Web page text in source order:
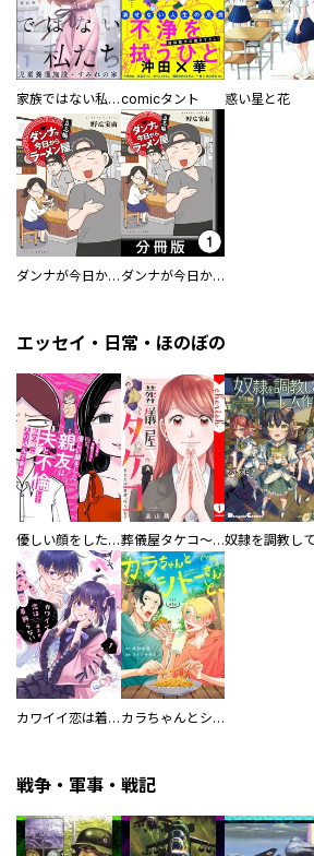
家族ではない私たち ―児童養護施設・すみれの家―（分冊版）comicタント 惑い星と花
ダンナが今日からラーメン屋 ダンナが今日からラーメン屋【分冊版】
エッセイ・日常・ほのぼの
優しい顔をした親友は、夫と不倫して私の家に入り込んできた。 葬儀屋タケコ～あなたの最期、叶えます【電子単行本版】
カワイイ恋は着飾らない カラちゃんとシトーさんと、 【分冊版】
戦争・軍事・戦記